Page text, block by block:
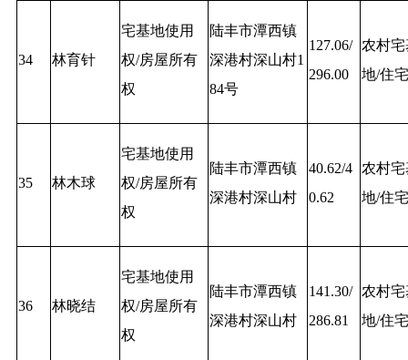
34 林育针
宅基地使用
权/房屋所有
权
陆丰市潭西镇
深港村深山村1
84号
127.06/
296.00
农村宅
地/住宅
35 林木球
宅基地使用
权/房屋所有
权
陆丰市潭西镇
深港村深山村
40.62/4
0.62
农村宅
地/住宅
36 林晓结
宅基地使用
权/房屋所有
权
陆丰市潭西镇
深港村深山村
141.30/
286.81
农村宅
地/住宅